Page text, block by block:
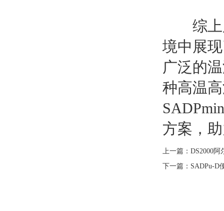
综上
境中展
广泛的
种高温
方案，
上一篇： DS2000
下一篇： SADPu-D